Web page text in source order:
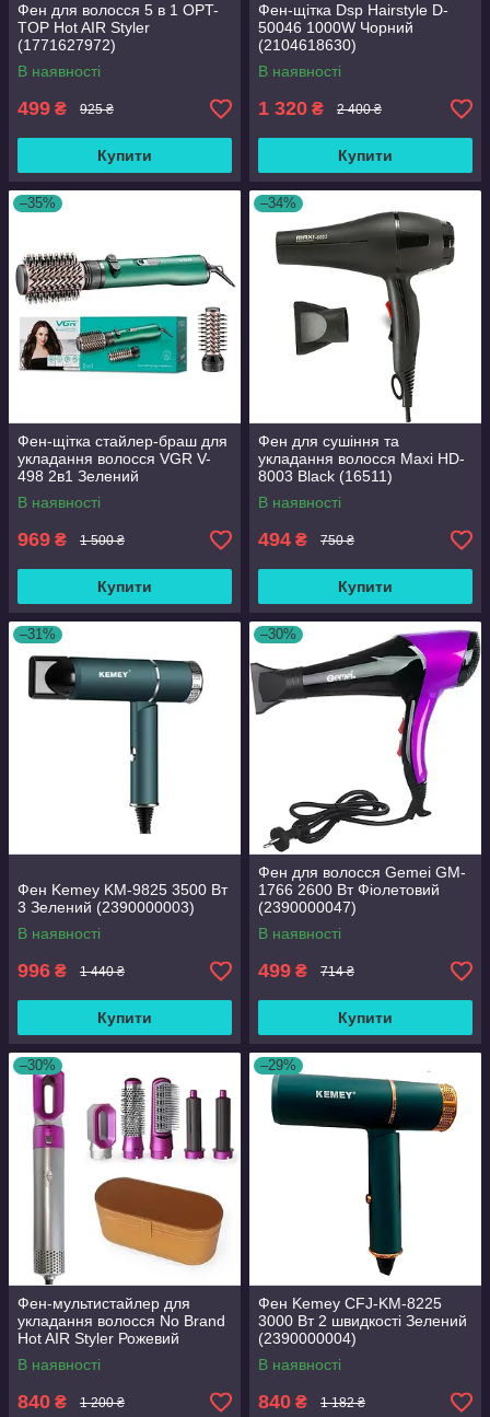
Фен для волосся 5 в 1 OPT-
TOP Hot AIR Styler
(1771627972)
В наявності
499 ₴ 925 ₴
Купити
Фен-щітка Dsp Hairstyle D-
50046 1000W Чорний
(2104618630)
В наявності
1 320 ₴ 2 400 ₴
Купити
–35%
Фен-щітка стайлер-браш для
укладання волосся VGR V-
498 2в1 Зелений
(2104618419)
В наявності
969 ₴ 1 500 ₴
Купити
–34%
Фен для сушіння та
укладання волосся Maxi HD-
8003 Black (16511)
В наявності
494 ₴ 750 ₴
Купити
–31%
Фен Kemey KM-9825 3500 Вт
3 Зелений (2390000003)
В наявності
996 ₴ 1 440 ₴
Купити
–30%
Фен для волосся Gemei GM-
1766 2600 Вт Фіолетовий
(2390000047)
В наявності
499 ₴ 714 ₴
Купити
–30%
Фен-мультистайлер для
укладання волосся No Brand
Hot AIR Styler Рожевий
(1771627973)
В наявності
840 ₴ 1 200 ₴
–29%
Фен Kemey CFJ-KM-8225
3000 Вт 2 швидкості Зелений
(2390000004)
В наявності
840 ₴ 1 182 ₴